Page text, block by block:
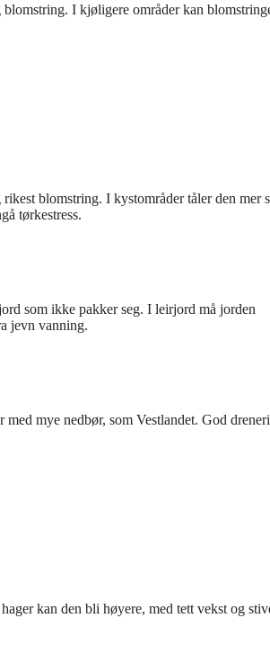
I kjøligere områder kan
blomstring. I kystområder tåler den mer
tørkestress.
som ikke pakker seg. I leirjord må jorden
jevn vanning.
mye nedbør, som Vestlandet. God
kan den bli høyere, med tett vekst og